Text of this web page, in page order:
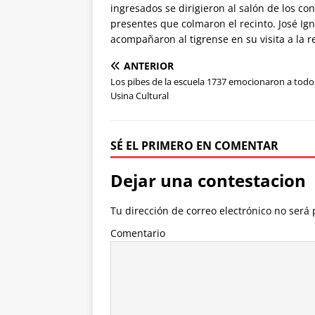
ingresados se dirigieron al salón de los
presentes que colmaron el recinto. José
acompañaron al tigrense en su visita a la
ANTERIOR
Los pibes de la escuela 1737 emocionaron a
Usina Cultural
SÉ EL PRIMERO EN COMENTAR
Dejar una contestacion
Tu dirección de correo electrónico no será
Comentario